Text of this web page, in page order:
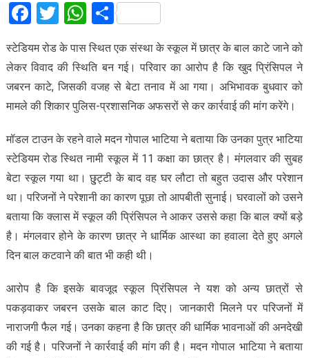
Facebook
Twitter
WhatsApp
Share
स्टेडियम रोड के पास स्थित एक संस्था के स्कूल में छात्र के बाल काटे जाने को
लेकर विवाद की स्थिति बन गई। परिवार का आरोप है कि खुद प्रिंसिपल ने
जबरन काटे, जिसकी वजह से बेटा तनाव में आ गया। अभिभावक बुधवार को
मामले की शिकार पुलिस-प्रशासनिक अफसरों से कर कार्रवाई की मांग करेंगे।
मॉडल टाउन के रहने वाले मदन गोपाल भाटिया ने बताया कि उनका पुत्र भाटिया
स्टेडियम रोड स्थित नामी स्कूल में 11 कक्षा का छात्र है। मंगलवार की सुबह
बेटा स्कूल गया था। छु्ट्टी के बाद वह घर लौटा तो बहुत उदास और परेशान
था। परिजनों ने परेशानी का कारण पूछा तो आपबीती सुनाई। घरवालों को उसने
बताया कि क्लास में स्कूल की प्रिंसिपल ने आकर उससे कहा कि बाल क्यों बड़े
है। मंगलवार होने के कारण छात्र ने धार्मिक आस्था का हवाला देते हुए अगले
दिन बाल कटवाने की बात भी कही थी।
आरोप है कि इसके बावजूद स्कूल प्रिंसिपल ने यश को अन्य छात्रों से
पकड़वाकर जबरन उसके बाल काट दिए। जानकारी मिलने पर परिजनों में
नाराजगी फैल गई। उनका कहना है कि छात्र की धार्मिक भावनाओं की अनदेखी
की गई है। परिजनों ने कार्रवाई की मांग की है। मदन गोपाल भाटिया ने बताया